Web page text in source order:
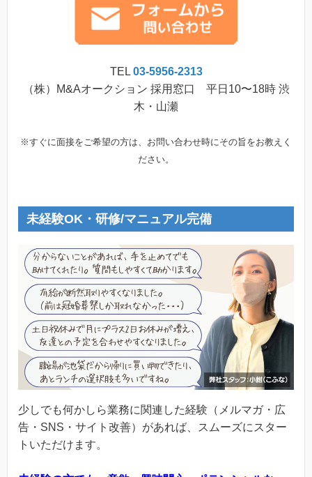
TEL 03-5956-2313
（株）M&Aオークション 採用窓口 平日10〜18時 渋
木・山瀬
※すぐに面接をご希望の方は、お問い合わせ時にその旨をお教えく
ださい。
未経験OK・研修/マニュアル完備
少しでも何かしら業務に関連した経験（メルマガ・広
告・SNS・サイト改善）があれば、スムーズにスター
トいただけます。